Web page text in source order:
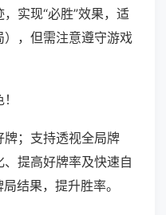
实现“必胜”效果，适
，但需注意遵守游戏
牌；支持透视全局牌
提高好牌率及快速自
结果，提升胜率。